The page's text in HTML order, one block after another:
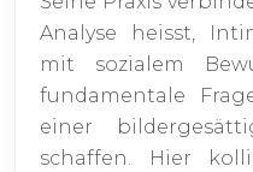
Analyse heisst,
mit sozialem
fundamentale
einer
schaffen. Hier